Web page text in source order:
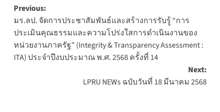
Post
navigation
Previous:
มร.ลป. จัดการประชาสัมพันธ์และสร้างการรับรู้ “การ
ประเมินคุณธรรมและความโปร่งใสการดำเนินงานของ
หน่วยงานภาครัฐ” (Integrity & Transparency Assessment :
ITA) ประจำปีงบประมาณ พ.ศ. 2568 ครั้งที่ 14
Next:
LPRU NEWs ฉบับวันที่ 18 มีนาคม 2568